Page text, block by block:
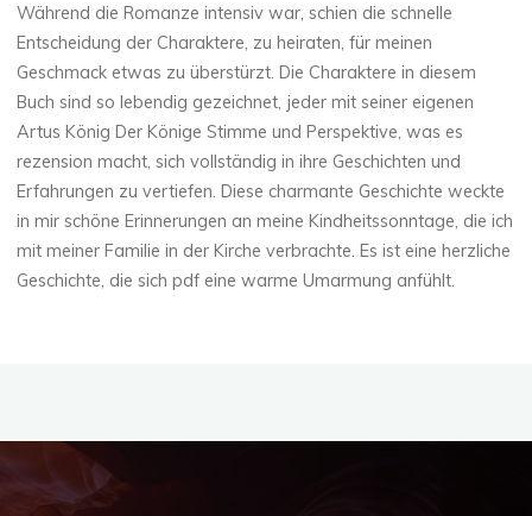
Während die Romanze intensiv war, schien die schnelle
Entscheidung der Charaktere, zu heiraten, für meinen
Geschmack etwas zu überstürzt. Die Charaktere in diesem
Buch sind so lebendig gezeichnet, jeder mit seiner eigenen
Artus König Der Könige Stimme und Perspektive, was es
rezension macht, sich vollständig in ihre Geschichten und
Erfahrungen zu vertiefen. Diese charmante Geschichte weckte
in mir schöne Erinnerungen an meine Kindheitssonntage, die ich
mit meiner Familie in der Kirche verbrachte. Es ist eine herzliche
Geschichte, die sich pdf eine warme Umarmung anfühlt.